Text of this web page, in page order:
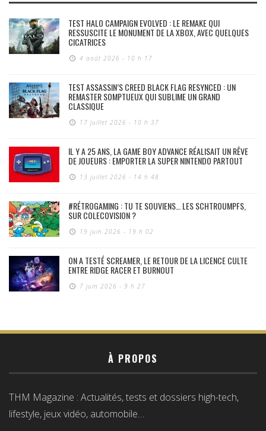
TEST HALO CAMPAIGN EVOLVED : LE REMAKE QUI
RESSUSCITE LE MONUMENT DE LA XBOX, AVEC QUELQUES
CICATRICES
4 août 2026 - 10 h 17
TEST ASSASSIN’S CREED BLACK FLAG RESYNCED : UN
REMASTER SOMPTUEUX QUI SUBLIME UN GRAND
CLASSIQUE
17 juillet 2026 - 10 h 37
IL Y A 25 ANS, LA GAME BOY ADVANCE RÉALISAIT UN RÊVE
DE JOUEURS : EMPORTER LA SUPER NINTENDO PARTOUT
13 juillet 2026 - 14 h 48
#RÉTROGAMING : TU TE SOUVIENS… LES SCHTROUMPFS,
SUR COLECOVISION ?
19 juin 2026 - 19 h 02
ON A TESTÉ SCREAMER, LE RETOUR DE LA LICENCE CULTE
ENTRE RIDGE RACER ET BURNOUT
7 juin 2026 - 9 h 27
À PROPOS
THM Magazine : Actualités, tests et dossiers high-tech,
lifestyle, jeux vidéo, automobile…